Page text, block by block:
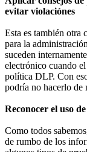
evitar violaciónes
Esta es también otra
para la
suceden
electrónico cuando
política DLP. Con
podría no hacerlo de
Reconocer el uso
Como todos
de rumbo de los